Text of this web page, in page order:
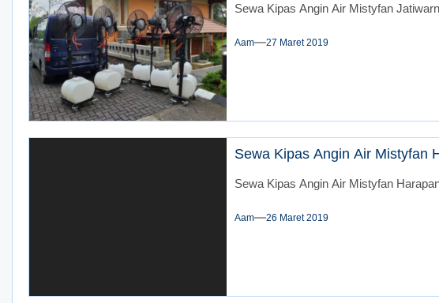
Sewa Kipas Angin Air Mistyfan
Aam 27 Maret 2019
Sewa Kipas Angin Air Mistyfan
Sewa Kipas Angin Air Mistyfan
Aam 26 Maret 2019